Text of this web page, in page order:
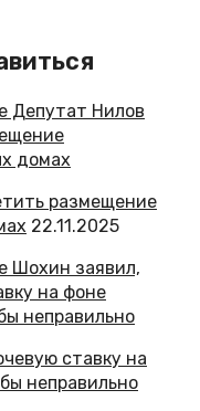
размещение
22.11.2025
ставку на
неправильно